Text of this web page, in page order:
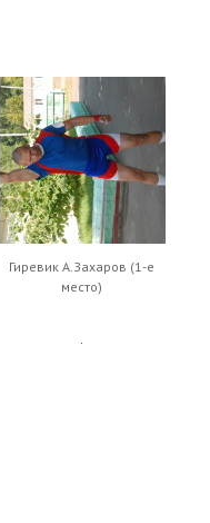
Гиревик А.Захаров (1-е
место)